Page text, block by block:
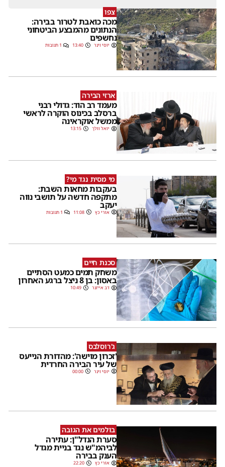
צפו
מכה כואבת לטרור בבירה:
הנתונים מהמבצע הביטחוני
נחשפים
יוסי וינר 13:40 1 תגובות
ארזי הבירה
מעמד רב הוד: גדולי רבני
ברסלב בכינוס הוקרה לראשי
ממשל אוקראינה
יואל וולך 13:15
מי מסית נגד מי?
בעקבות מחאות השבת:
מתקפה חדשה על תושבי נווה
יעקב
אורי כץ 11:08 1 תגובות
סכנת חיים
משחק תמים כמעט הסתיים
באסון: בן 8 ניצל ברגע האחרון
דב אייזנר 10:49
ג'רוסלבס
'זכרון מוישה': מהדורת הנייעס
של עיר הבירה החרדית
יוסי וינר 00:00
בולמים את הגובה
סערת הנדל"ן: עתירה
לביהמ"ש נגד בניית מגדל
הענק בבירה
אורי כץ 22:20